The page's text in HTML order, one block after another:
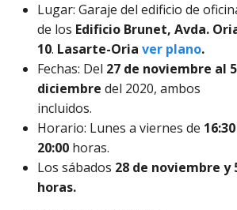
Lugar: Garaje del edificio de
de los Edificio Brunet, Avda.
10. Lasarte-Oria ver plano.
Fechas: Del 27 de noviembre al
diciembre del 2020, ambos
incluidos.
Horario: Lunes a viernes de
20:00horas.
Los sábados 28 de noviembre y
horas.